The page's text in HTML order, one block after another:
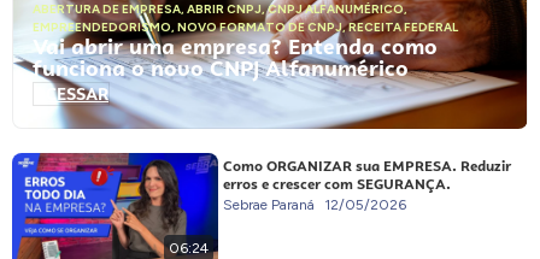
ABERTURA DE EMPRESA, ABRIR CNPJ,CNPJ ALFANUMÉRICO,
EMPREENDEDORISMO, NOVO FORMATO DE CNPJ,RECEITA FEDERAL
Vai abrir uma empresa? Entenda como
funciona o novo CNPJ Alfanumérico
ACESSAR
06:24
Como ORGANIZAR sua EMPRESA. Reduzir
erros e crescer com SEGURANÇA.
Sebrae Paraná 12/05/2026